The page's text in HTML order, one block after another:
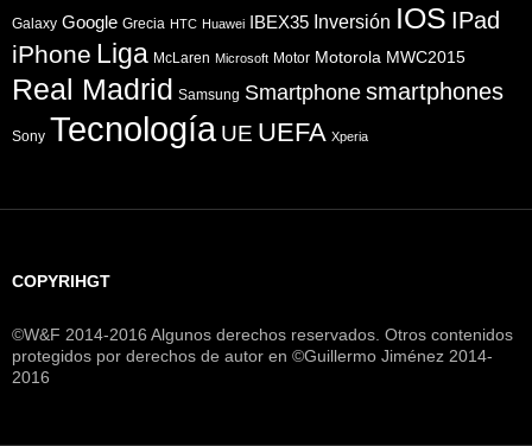
Galaxy Google Grecia HTC Huawei IBEX35 Inversión IOS IPad
iPhone Liga McLaren Microsoft Motor Motorola MWC2015
Real Madrid Samsung Smartphone smartphones
Sony Tecnología UE UEFA Xperia
COPYRIHGT
©W&F 2014-2016 Algunos derechos reservados. Otros contenidos
protegidos por derechos de autor en ©Guillermo Jiménez 2014-
2016